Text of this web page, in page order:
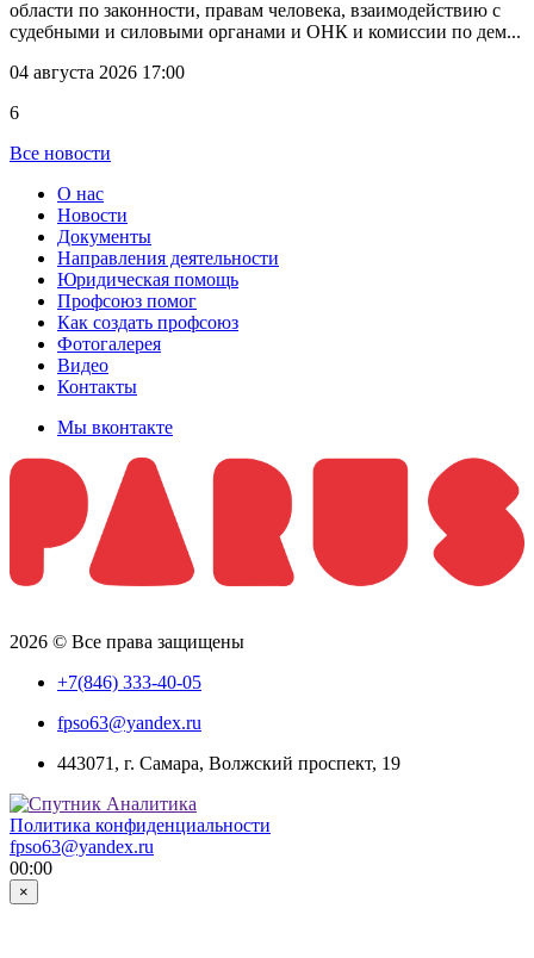
области по законности, правам человека, взаимодействию с
судебными и силовыми органами и ОНК и комиссии по дем...
04 августа 2026 17:00
6
Все новости
О нас
Новости
Документы
Направления деятельности
Юридическая помощь
Профсоюз помог
Как создать профсоюз
Фотогалерея
Видео
Контакты
Мы вконтакте
2026 © Все права защищены
+7(846) 333-40-05
fpso63@yandex.ru
443071, г. Самара, Волжский проспект, 19
Политика конфиденциальности
fpso63@yandex.ru
00:00
×